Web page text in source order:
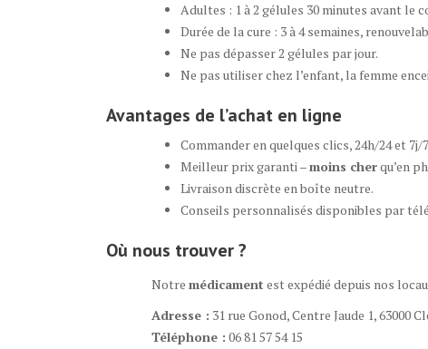
Adultes : 1 à 2 gélules 30 minutes avant le
Durée de la cure : 3 à 4 semaines,
Ne pas dépasser 2 gélules par jour.
Ne pas utiliser chez l’enfant, la femme
Avantages de l’achat en ligne
Commander en quelques clics, 24h/24 et 7j/
Meilleur prix garanti –moins cherqu’en
Livraison discrète en boîte neutre.
Conseils personnalisés disponibles par
Où nous trouver ?
Notre médicament est expédié depuis nos
Adresse : 31 rue Gonod, Centre Jaude 1, 63000
Téléphone : 06 81 57 54 15